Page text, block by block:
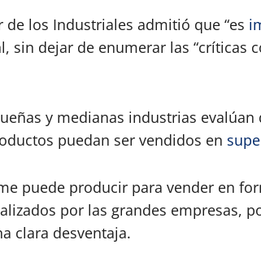
los Industriales admitió que “es
sin dejar de enumerar las “críticas
y medianas industrias
puedan ser vendidos en
puede producir para vender en
por las grandes empresas,
clara desventaja.